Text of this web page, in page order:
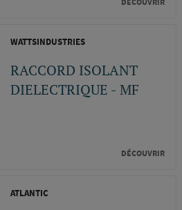
WATTSINDUSTRIES
RACCORD ISOLANT
DIELECTRIQUE - MF
DÉCOUVRIR
ATLANTIC